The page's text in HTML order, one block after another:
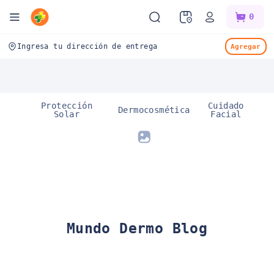
Mifarma 0
Ingresa tu dirección de entrega Agregar
Protección
Solar
Dermocosmética
Cuidado
Facial
Mundo Dermo Blog